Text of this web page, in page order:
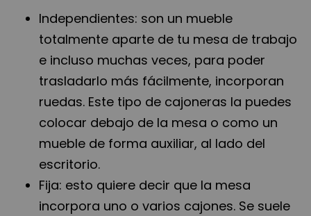
Independientes: son un mueble
totalmente aparte de tu mesa de trabajo
e incluso muchas veces, para poder
trasladarlo más fácilmente, incorporan
ruedas. Este tipo de cajoneras la puedes
colocar debajo de la mesa o como un
mueble de forma auxiliar, al lado del
escritorio.
Fija: esto quiere decir que la mesa
incorpora uno o varios cajones. Se suele